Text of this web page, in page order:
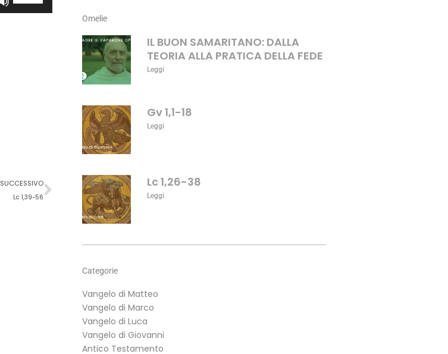
SUCCESSIVO
Lc 1,39-56
Successivo
Omelie
IL BUON SAMARITANO: DALLA
TEORIA ALLA PRATICA DELLA FEDE
Leggi
Gv 1,1-18
Leggi
Lc 1,26-38
Leggi
Categorie
Vangelo di Matteo
Vangelo di Marco
Vangelo di Luca
Vangelo di Giovanni
Antico Testamento